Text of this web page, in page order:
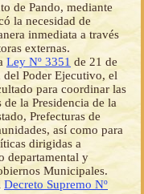
de Pando, mediante
la necesidad de
inmediata a través
externas.
Ley Nº 3351 de 21 de
Poder Ejecutivo, el
para coordinar las
la Presidencia de la
Prefecturas de
así como para
dirigidas a
departamental y
Municipales.
Decreto Supremo Nº